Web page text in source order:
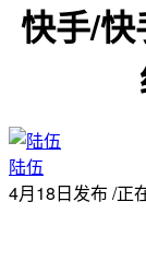
快手/
陆伍
4月18日发布 /正